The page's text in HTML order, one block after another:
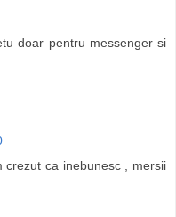
doar pentru messenger si
ca inebunesc , mersii